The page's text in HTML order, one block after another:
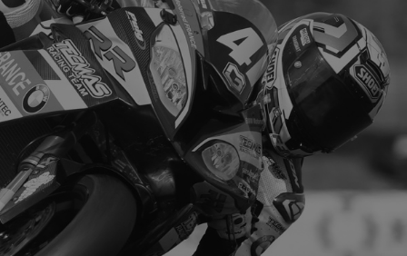
PRESSE
accéder à la billetterie